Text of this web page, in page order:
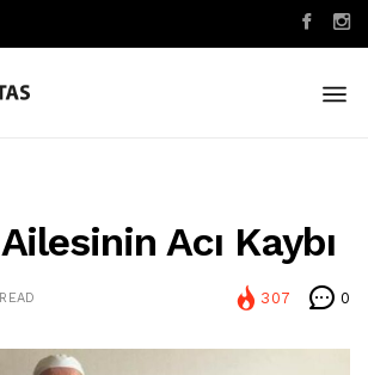
Acı Kaybı
307 0